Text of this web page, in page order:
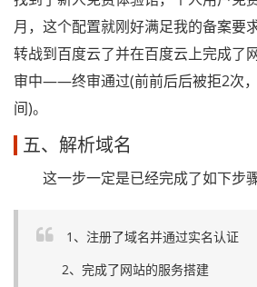
月，这个配置就刚好满足我的备案要
转战到百度云了并在百度云上完成了
审中——终审通过(前前后后被拒2次
间)。
五、解析域名
这一步一定是已经完成了如下步骤
1、注册了域名并通过实名认证
2、完成了网站的服务搭建